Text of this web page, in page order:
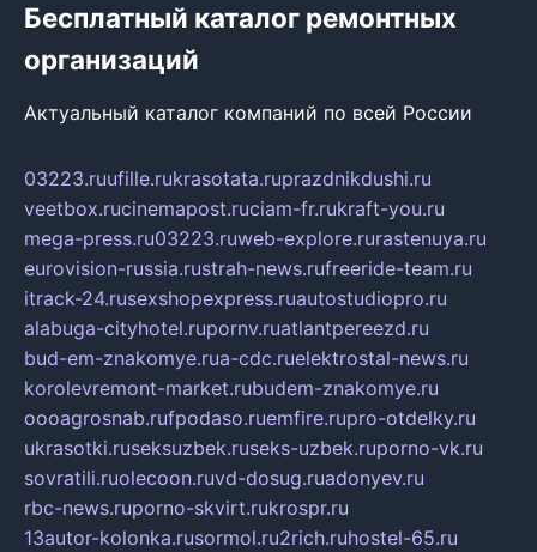
Бесплатный каталог ремонтных
организаций
Актуальный каталог компаний по всей России
03223.ruufille.rukrasotata.ruprazdnikdushi.ru
veetbox.rucinemapost.ruciam-fr.rukraft-you.ru
mega-press.ru03223.ruweb-explore.rurastenuya.ru
eurovision-russia.rustrah-news.rufreeride-team.ru
itrack-24.rusexshopexpress.ruautostudiopro.ru
alabuga-cityhotel.rupornv.ruatlantpereezd.ru
bud-em-znakomye.rua-cdc.ruelektrostal-news.ru
korolevremont-market.rubudem-znakomye.ru
oooagrosnab.rufpodaso.ruemfire.rupro-otdelky.ru
ukrasotki.ruseksuzbek.ruseks-uzbek.ruporno-vk.ru
sovratili.ruolecoon.ruvd-dosug.ruadonyev.ru
rbc-news.ruporno-skvirt.rukrospr.ru
13autor-kolonka.rusormol.ru2rich.ruhostel-65.ru